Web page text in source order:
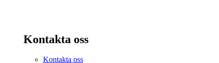
Kontakta oss
Kontakta oss